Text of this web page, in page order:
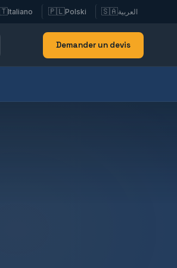
Italiano 🇵🇱Polski 🇸🇦العربية
Demander un devis